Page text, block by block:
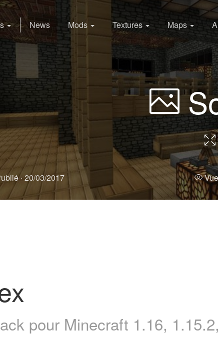
News Mods Textures Maps
· 20/03/2017
pour Minecraft 1.16,